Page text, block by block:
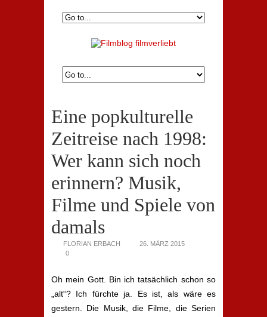
Eine popkulturelle
Zeitreise nach 1998:
Wer kann sich noch
erinnern? Musik,
Filme und Spiele von
damals
FLORIAN ERBACH
26. MÄRZ 2015
0
Oh mein Gott. Bin ich tatsächlich schon so
„alt“? Ich fürchte ja. Es ist, als wäre es
gestern. Die Musik, die Filme, die Serien